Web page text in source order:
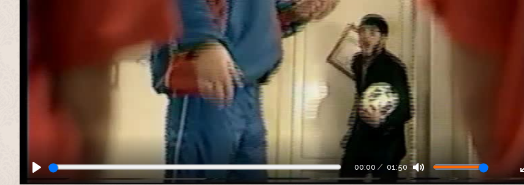
00:00 01:50